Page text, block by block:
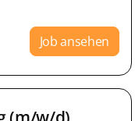
Job ansehen